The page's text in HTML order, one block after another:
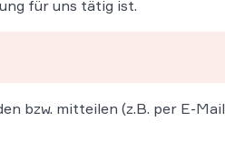
für uns tätig ist.
bzw. mitteilen (z.B. per E-Mail